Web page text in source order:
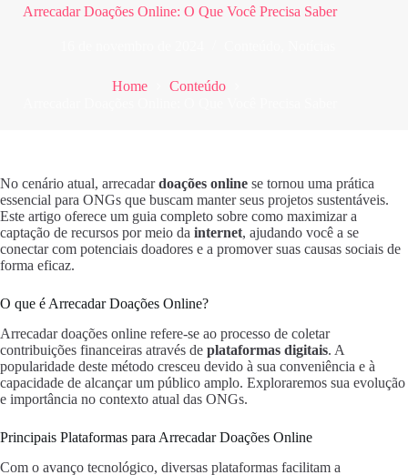
Arrecadar Doações Online: O Que Você Precisa Saber
Home
Conteúdo
No cenário atual, arrecadardoações online se tornou uma prática
essencial para ONGs que buscam manter seus projetos sustentáveis.
Este artigo oferece um guia completo sobre como maximizar a
captação de recursos por meio da internet, ajudando você a se
conectar com potenciais doadores e a promover suas causas sociais de
forma eficaz.
O que é Arrecadar Doações Online?
Arrecadar doações online refere-se ao processo de coletar
contribuições financeiras através de plataformas digitais. A
popularidade deste método cresceu devido à sua conveniência e à
capacidade de alcançar um público amplo. Exploraremos sua evolução
e importância no contexto atual das ONGs.
Principais Plataformas para Arrecadar Doações Online
Com o avanço tecnológico, diversas plataformas facilitam a